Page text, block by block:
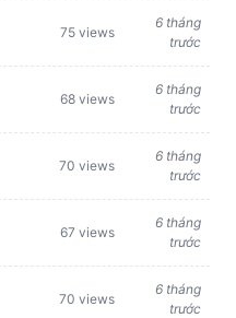
75 views
6 tháng
trước
68 views
6 tháng
trước
70 views
6 tháng
trước
67 views
6 tháng
trước
70 views
6 tháng
trước